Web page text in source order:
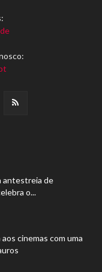
antestreia de
o...
cinemas com uma